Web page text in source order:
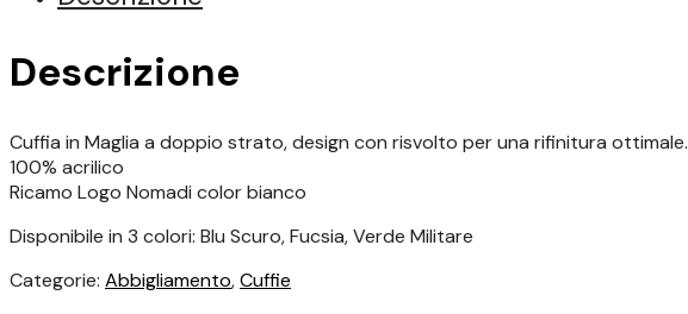
15,00 €.
Descrizione
Cuffia in Maglia a doppio strato, design con risvolto per una rifinitura ottimale.
100% acrilico
Ricamo Logo Nomadi color bianco
Disponibile in 3 colori: Blu Scuro, Fucsia, Verde Militare
Categorie: Abbigliamento,Cuffie